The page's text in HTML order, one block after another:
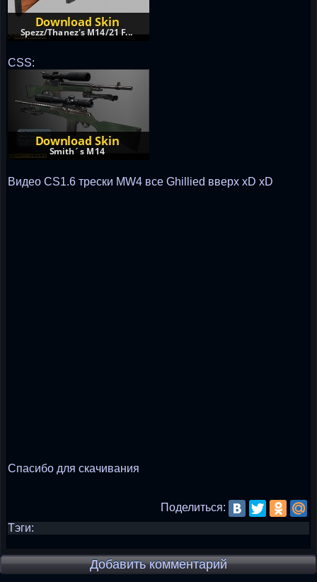
CSS:
Видео CS1.6 трески MW4 все Ghillied вверх xD xD
Спасибо для скачивания
Поделиться:
Тэги:
Добавить комментарий